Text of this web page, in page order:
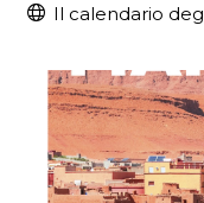
Il calendario